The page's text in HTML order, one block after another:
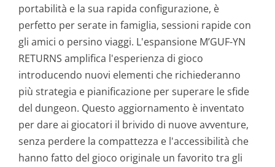
portabilità e la sua rapida configurazione, è
perfetto per serate in famiglia, sessioni rapide con
gli amici o persino viaggi. L'espansione M’GUF-YN
RETURNS amplifica l'esperienza di gioco
introducendo nuovi elementi che richiederanno
più strategia e pianificazione per superare le sfide
del dungeon. Questo aggiornamento è inventato
per dare ai giocatori il brivido di nuove avventure,
senza perdere la compattezza e l'accessibilità che
hanno fatto del gioco originale un favorito tra gli